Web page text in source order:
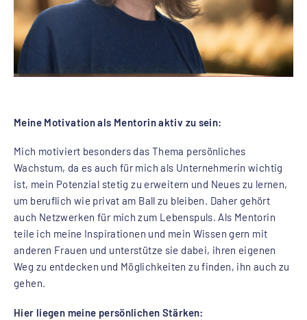
Meine Motivation als Mentorin aktiv zu sein:
Mich motiviert besonders das Thema persönliches
Wachstum, da es auch für mich als Unternehmerin wichtig
ist, mein Potenzial stetig zu erweitern und Neues zu lernen,
um beruflich wie privat am Ball zu bleiben. Daher gehört
auch Netzwerken für mich zum Lebenspuls. Als Mentorin
teile ich meine Inspirationen und mein Wissen gern mit
anderen Frauen und unterstütze sie dabei, ihren eigenen
Weg zu entdecken und Möglichkeiten zu finden, ihn auch zu
gehen.
Hier liegen meine persönlichen Stärken: